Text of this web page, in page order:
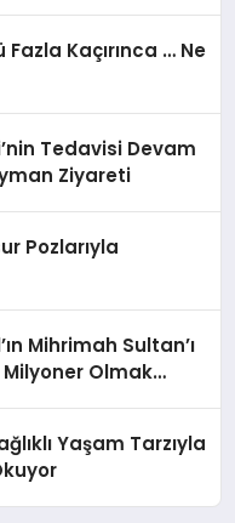
Kaçırınca … Ne
Tedavisi Devam
Ziyareti
Pozlarıyla
Mihrimah Sultan’ı
Olmak
Yaşam Tarzıyla